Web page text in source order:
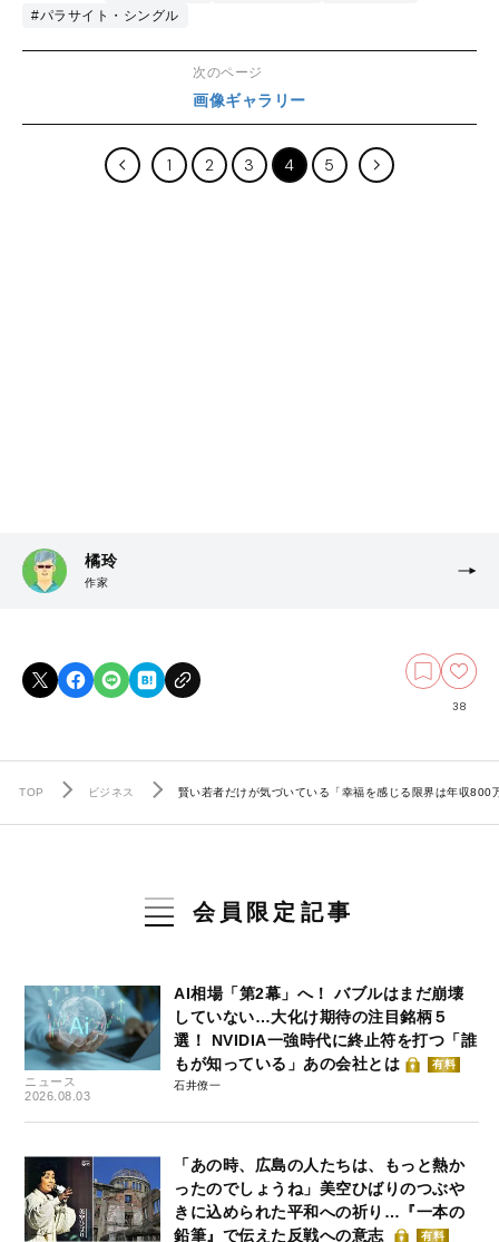
#パラサイト・シングル
次のページ
画像ギャラリー
1 2 3 4 5
橘玲
作家
38
TOP ビジネス 賢い若者だけが気づいている「幸福を感じる限界は年収800
会員限定記事
ニュース
2026.08.03
AI相場「第2幕」へ！ バブルはまだ崩壊
していない…大化け期待の注目銘柄５
選！ NVIDIA一強時代に終止符を打つ「誰
もが知っている」あの会社とは
有料
石井僚一
「あの時、広島の人たちは、もっと熱か
ったのでしょうね」美空ひばりのつぶや
きに込められた平和への祈り…『一本の
鉛筆』で伝えた反戦への意志
有料